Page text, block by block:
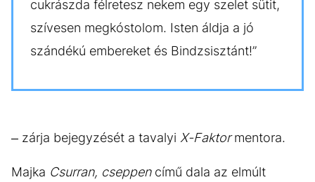
cukrászda félretesz nekem egy szelet sütit,
szívesen megkóstolom. Isten áldja a jó
szándékú embereket és Bindzsisztánt!”
– zárja bejegyzését a tavalyi X-Faktormentora.
Majka Csurran, cseppencímű dala az elmúlt